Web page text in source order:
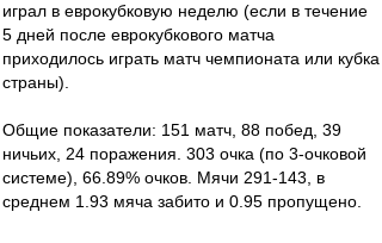
играл в еврокубковую неделю (если в течение
5 дней после еврокубкового матча
приходилось играть матч чемпионата или кубка
страны).
Общие показатели: 151 матч, 88 побед, 39
ничьих, 24 поражения. 303 очка (по 3-очковой
системе), 66.89% очков. Мячи 291-143, в
среднем 1.93 мяча забито и 0.95 пропущено.